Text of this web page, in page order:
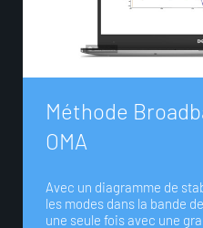
Méthode Broadb
OMA
Avec un diagramme de
les modes dans la bande
une seule fois avec une